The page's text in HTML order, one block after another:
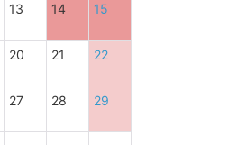
13 14 15
20 21 22
27 28 29